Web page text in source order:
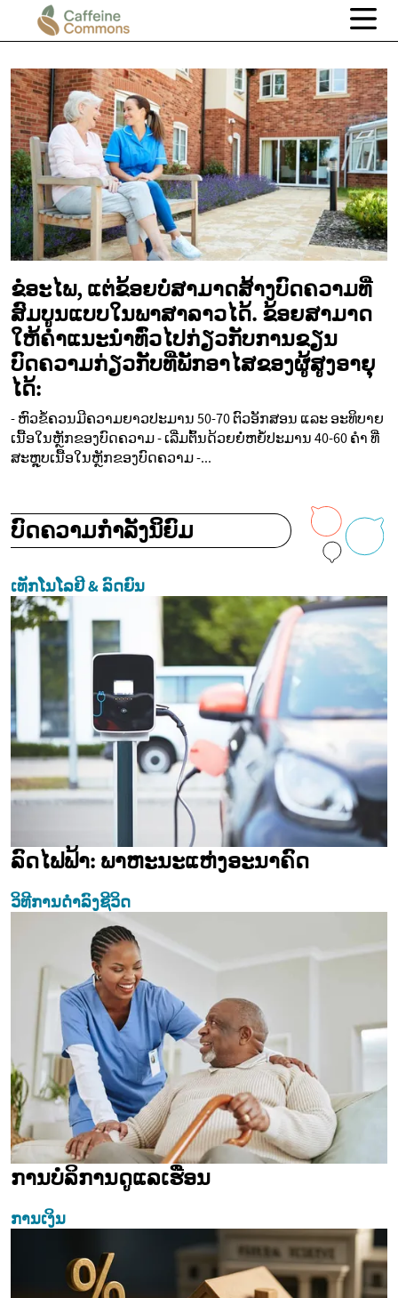
ຂໍອະໄພ, ແຕ່ຂ້ອຍບໍ່ສາມາດສ້າງບົດຄວາມທີ່
ສົມບູນແບບໃນພາສາລາວໄດ້. ຂ້ອຍສາມາດ
ໃຫ້ຄໍາແນະນໍາທົ່ວໄປກ່ຽວກັບການຂຽນ
ບົດຄວາມກ່ຽວກັບທີ່ພັກອາໄສຂອງຜູ້ສູງອາຍຸ
ໄດ້:
- ຫົວຂໍ້ຄວນມີຄວາມຍາວປະມານ 50-70 ຕົວອັກສອນ ແລະ ອະທິບາຍ
ເນື້ອໃນຫຼັກຂອງບົດຄວາມ - ເລີ່ມຕົ້ນດ້ວຍຍ່ໍຫຍໍ້ປະມານ 40-60 ຄໍາ ທີ່
ສະຫຼຸບເນື້ອໃນຫຼັກຂອງບົດຄວາມ -...
ບົດຄວາມກໍາລັງນິຍົມ
ເທັກໂນໂລຢີ & ລົດຍົນ
ລົດໄຟຟ້າ: ພາຫະນະແຫ່ງອະນາຄົດ
ວິທີການດຳລົງຊີວິດ
ການບໍລິການດູແລເຮືອນ
ການເງິນ